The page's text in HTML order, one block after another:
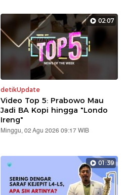
02:07
detikUpdate
Video Top 5: Prabowo Mau
Jadi BA Kopi hingga "Londo
Ireng"
Minggu, 02 Agu 2026 09:17 WIB
01:39